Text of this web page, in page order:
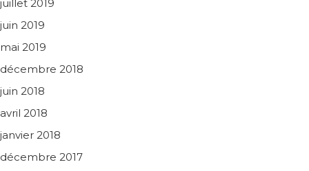
juillet 2019
juin 2019
mai 2019
décembre 2018
juin 2018
avril 2018
janvier 2018
décembre 2017